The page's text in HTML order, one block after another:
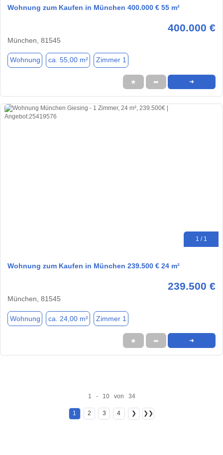
Wohnung zum Kaufen in München 400.000 € 55 m²
400.000 €
München, 81545
Wohnung ca. 55,00 m² Zimmer 1
★ ➦ ➜
1 / 1
Wohnung zum Kaufen in München 239.500 € 24 m²
239.500 €
München, 81545
Wohnung ca. 24,00 m² Zimmer 1
★ ➦ ➜
1 - 10 von 34
1 2 3 4 ❯ ❯❯